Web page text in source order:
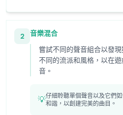
2
音樂混合
嘗試不同的聲音組合以發
不同的流派和風格，以在
音。
💡仔細聆聽單個聲音以及它們
和諧，以創建完美的曲目。